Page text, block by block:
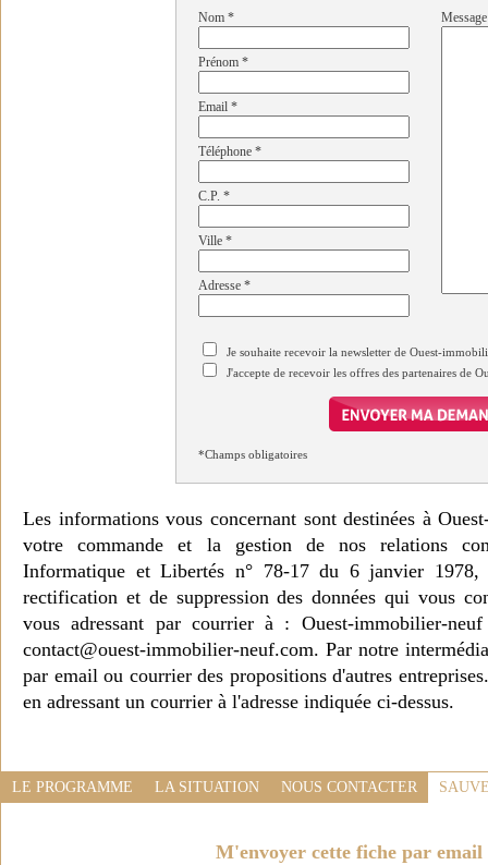
Nom *
Prénom *
Email *
Téléphone *
C.P. *
Ville *
Adresse *
Message
Je souhaite recevoir la newsletter de Ouest-
J'accepte de recevoir les offres des partenaires de
*Champs obligatoires
Les informations vous concernant sont destinées à
votre commande et la gestion de nos relations
Informatique et Libertés n° 78-17 du 6 janvier 1978,
rectification et de suppression des données qui vous
vous adressant par courrier à : Ouest-immobilier-
contact@ouest-immobilier-neuf.com. Par notre
par email ou courrier des propositions d'autres
en adressant un courrier à l'adresse indiquée ci-dessus.
LE PROGRAMME LA SITUATION NOUS CONTACTER
M'envoyer cette fiche par email